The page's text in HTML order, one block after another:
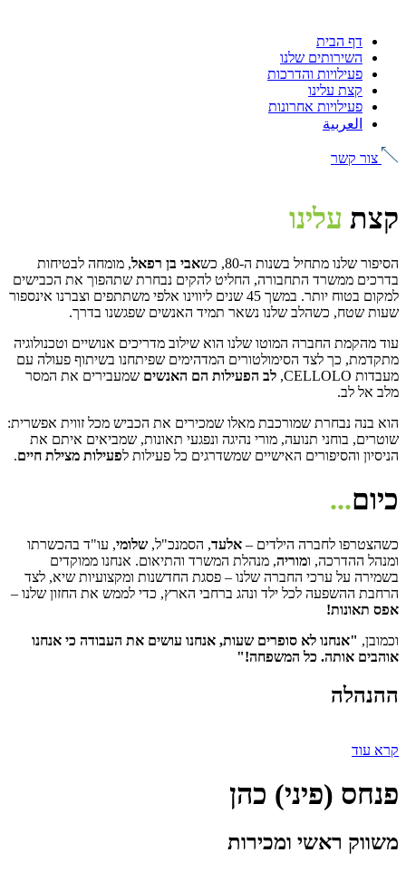
דף הבית
השירותים שלנו
פעילויות והדרכות
קצת עלינו
פעילויות אחרונות
العربية
צור קשר
קצת עלינו
הסיפור שלנו מתחיל בשנות ה-80, כש אבי בן רפאל, מומחה לבטיחות
בדרכים ממשרד התחבורה, החליט להקים נבחרת שתהפוך את הכבישים
למקום בטוח יותר. במשך 45 שנים ליווינו אלפי משתתפים וצברנו אינספור
שעות שטח, כשהלב שלנו נשאר תמיד האנשים שפגשנו בדרך.
עוד מהקמת החברה המוטו שלנו הוא שילוב מדריכים אנושיים וטכנולוגיה
מתקדמת, כך לצד הסימולטורים המדהימים שפיתחנו בשיתוף פעולה עם
מעבדות CELLOLO,
לב הפעילות הם האנשים שמעבירים את המסר
מלב אל לב.
הוא בנה נבחרת שמורכבת מאלו שמכירים את הכביש מכל זווית אפשרית:
שוטרים, בוחני תנועה, מורי נהיגה ונפגעי תאונות, שמביאים איתם את
הניסיון והסיפורים האישיים שמשדרגים כל פעילות לפעילות מצילת חיים.
כיום...
כשהצטרפו לחברה הילדים – אלעד, הסמנכ"ל, שלומי, עו"ד בהכשרתו
ומנהל ההדרכה, ומוריה, מנהלת המשרד והתיאום. אנחנו ממוקדים
בשמירה על ערכי החברה שלנו – פסגת החדשנות ומקצועיות שיא, לצד
הרחבת ההשפעה לכל ילד ונהג ברחבי הארץ, כדי לממש את החזון שלנו –
אפס תאונות!
וכמובן, "אנחנו לא סופרים שעות, אנחנו עושים את העבודה כי אנחנו
אוהבים אותה. כל המשפחה!"
ההנהלה
קרא עוד
פנחס (פיני) כהן
משווק ראשי ומכירות